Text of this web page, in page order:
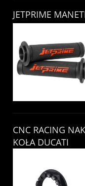
JETPRIME
CNC RACING
KOŁA DUCATI